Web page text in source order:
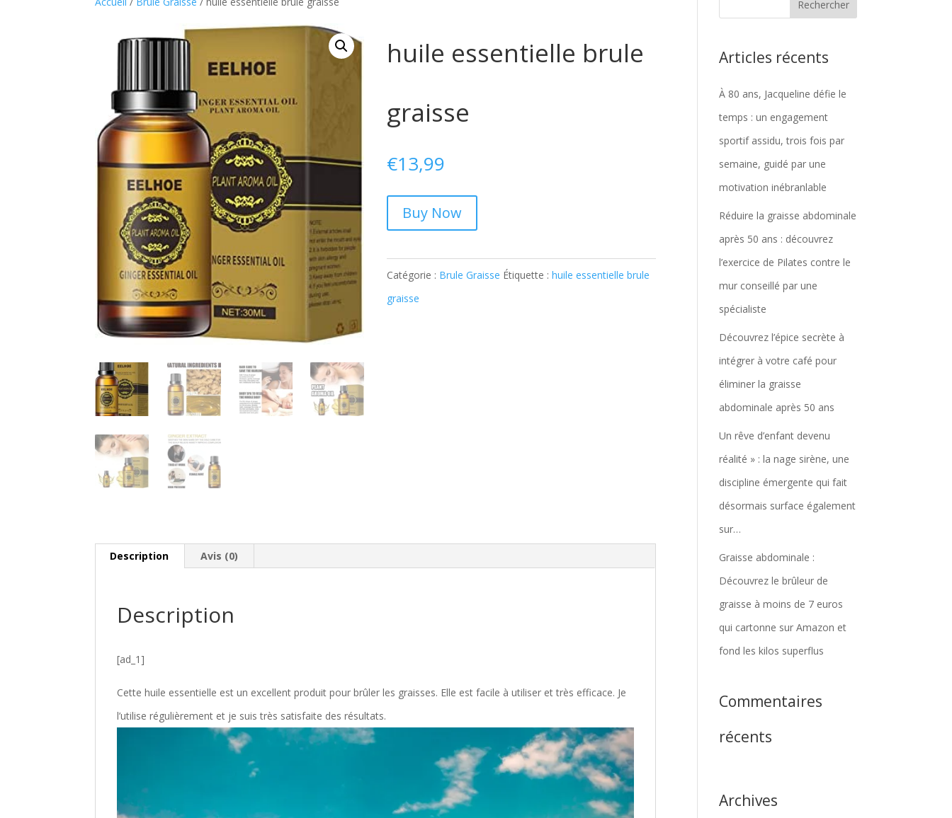
huile essentielle brule
graisse
€13,99
Buy Now
Catégorie : Brule Graisse Étiquette :huile essentielle brule
graisse
Description Avis (0)
Description
[ad_1]
Cette huile essentielle est un excellent produit pour brûler les graisses. Elle est facile à utiliser et très efficace. Je
l’utilise régulièrement et je suis très satisfaite des résultats.
Articles récents
À 80 ans, Jacqueline défie le
temps : un engagement
sportif assidu, trois fois par
semaine, guidé par une
motivation inébranlable
Réduire la graisse abdominale
après 50 ans : découvrez
l’exercice de Pilates contre le
mur conseillé par une
spécialiste
Découvrez l’épice secrète à
intégrer à votre café pour
éliminer la graisse
abdominale après 50 ans
Un rêve d’enfant devenu
réalité » : la nage sirène, une
discipline émergente qui fait
désormais surface également
sur…
Graisse abdominale :
Découvrez le brûleur de
graisse à moins de 7 euros
qui cartonne sur Amazon et
fond les kilos superflus
Commentaires
récents
Archives